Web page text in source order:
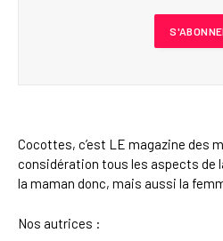
Cocottes, c’est LE magazine des
considération tous les aspects de
la maman donc, mais aussi la
Nos autrices :